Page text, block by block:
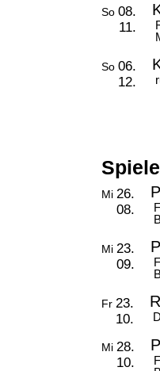
So 08.
11.
So 06.
12.
Mi 26.
08.
Mi 23.
09.
Fr 23.
10.
Mi 28.
10.